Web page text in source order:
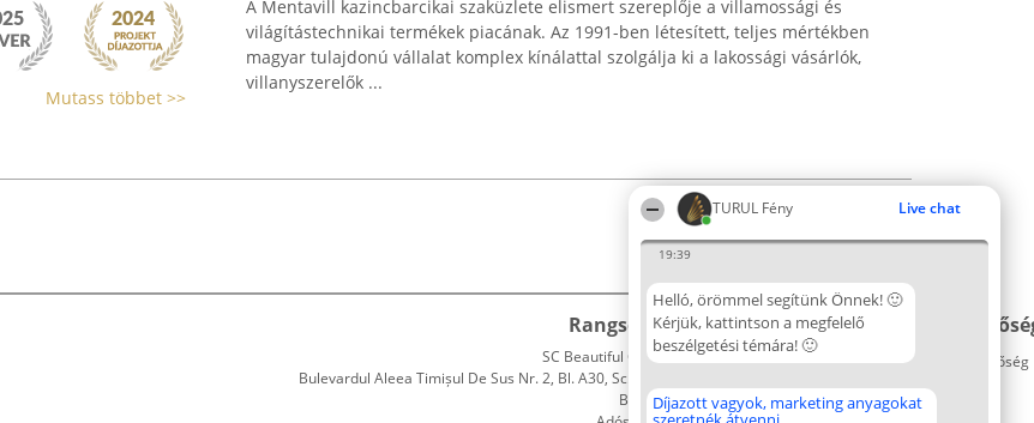
TURUL Fény Live chat
19:39
Helló, örömmel segítünk Önnek! 🙂
Kérjük, kattintson a megfelelő
beszélgetési témára! 🙂
Díjazott vagyok, marketing anyagokat
Mutass többet >>
A Mentavill kazincbarcikai szaküzlete elismert szereplője a villamossági és
világítástechnikai termékek piacának. Az 1991-ben létesített, teljes mértékben
magyar tulajdonú vállalat komplex kínálattal szolgálja ki a lakossági vásárlók,
villanyszerelők ...
Rangsorszervező
SC Beautiful Company S.R.L.
Bulevardul Aleea Timișul De Sus Nr. 2, Bl. A30, Sc. A, Et. 4, Ap. 13
Bukarest 53-238
Népszavazás
Nyertesek
díjazottak
Elérhetőség